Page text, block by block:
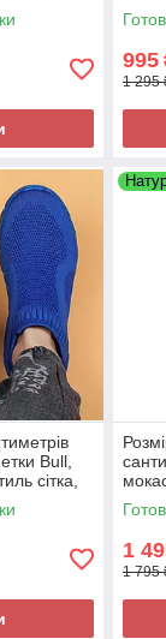
легкі
995
1 295
Bull,
сітка,
легкі і
піни,
1
1 795